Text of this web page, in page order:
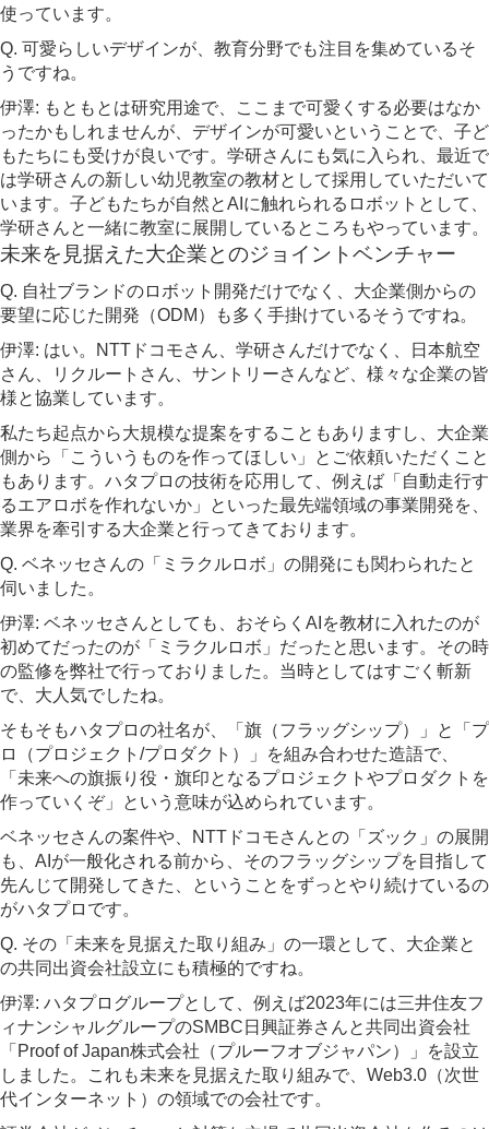
使っています。
Q. 可愛らしいデザインが、教育分野でも注目を集めているそ
うですね。
伊澤: もともとは研究用途で、ここまで可愛くする必要はなか
ったかもしれませんが、デザインが可愛いということで、子ど
もたちにも受けが良いです。学研さんにも気に入られ、最近で
は学研さんの新しい幼児教室の教材として採用していただいて
います。子どもたちが自然とAIに触れられるロボットとして、
学研さんと一緒に教室に展開しているところもやっています。
未来を見据えた大企業とのジョイントベンチャー
Q. 自社ブランドのロボット開発だけでなく、大企業側からの
要望に応じた開発（ODM）も多く手掛けているそうですね。
伊澤: はい。NTTドコモさん、学研さんだけでなく、日本航空
さん、リクルートさん、サントリーさんなど、様々な企業の皆
様と協業しています。
私たち起点から大規模な提案をすることもありますし、大企業
側から「こういうものを作ってほしい」とご依頼いただくこと
もあります。ハタプロの技術を応用して、例えば「自動走行す
るエアロボを作れないか」といった最先端領域の事業開発を、
業界を牽引する大企業と行ってきております。
Q. ベネッセさんの「ミラクルロボ」の開発にも関わられたと
伺いました。
伊澤: ベネッセさんとしても、おそらくAIを教材に入れたのが
初めてだったのが「ミラクルロボ」だったと思います。その時
の監修を弊社で行っておりました。当時としてはすごく斬新
で、大人気でしたね。
そもそもハタプロの社名が、「旗（フラッグシップ）」と「プ
ロ（プロジェクト/プロダクト）」を組み合わせた造語で、
「未来への旗振り役・旗印となるプロジェクトやプロダクトを
作っていくぞ」という意味が込められています。
ベネッセさんの案件や、NTTドコモさんとの「ズック」の展開
も、AIが一般化される前から、そのフラッグシップを目指して
先んじて開発してきた、ということをずっとやり続けているの
がハタプロです。
Q. その「未来を見据えた取り組み」の一環として、大企業と
の共同出資会社設立にも積極的ですね。
伊澤: ハタプログループとして、例えば2023年には三井住友フ
ィナンシャルグループのSMBC日興証券さんと共同出資会社
「Proof of Japan株式会社（プルーフオブジャパン）」を設立
しました。これも未来を見据えた取り組みで、Web3.0（次世
代インターネット）の領域での会社です。